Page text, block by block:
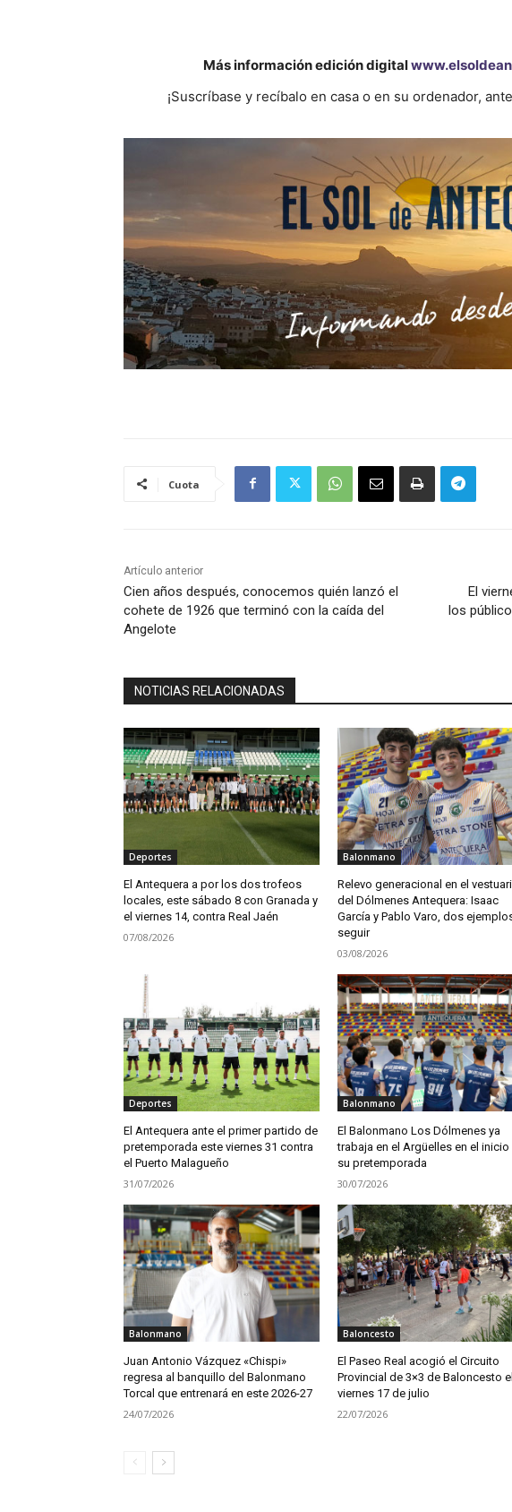
Más información edición digital
¡Suscríbase y recíbalo en casa o en su ordenador,
Cuota
Artículo anterior
Cien años después, conocemos quién lanzó el
cohete de 1926 que terminó con la caída del
Angelote
El
los
NOTICIAS RELACIONADAS
Deportes
El Antequera a por los dos trofeos
locales, este sábado 8 con Granada y
el viernes 14, contra Real Jaén
07/08/2026
Balonmano
Relevo generacional en el
del Dólmenes Antequera: Isaac
García y Pablo Varo, dos
seguir
03/08/2026
Deportes
El Antequera ante el primer partido de
pretemporada este viernes 31 contra
el Puerto Malagueño
31/07/2026
Balonmano
El Balonmano Los Dólmenes ya
trabaja en el Argüelles en el inicio
su pretemporada
30/07/2026
Balonmano
Juan Antonio Vázquez «Chispi»
regresa al banquillo del Balonmano
Torcal que entrenará en este 2026-27
24/07/2026
Baloncesto
El Paseo Real acogió el Circuito
Provincial de 3×3 de Baloncesto el
viernes 17 de julio
22/07/2026